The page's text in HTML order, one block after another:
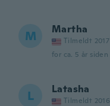
M Martha
Tilmeldt 2017
for ca. 5 år siden
L Latasha
Tilmeldt 2016